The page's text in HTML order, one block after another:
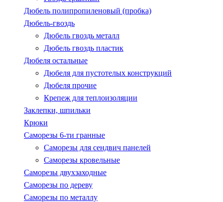
Дюбель полипропиленовый (пробка)
Дюбель-гвоздь
Дюбель гвоздь металл
Дюбель гвоздь пластик
Дюбеля остальные
Дюбеля для пустотелых конструкций
Дюбеля прочие
Крепеж для теплоизоляции
Заклепки, шпильки
Крюки
Саморезы 6-ти гранные
Саморезы для сендвич панелей
Саморезы кровельные
Саморезы двухзаходные
Саморезы по дереву
Саморезы по металлу